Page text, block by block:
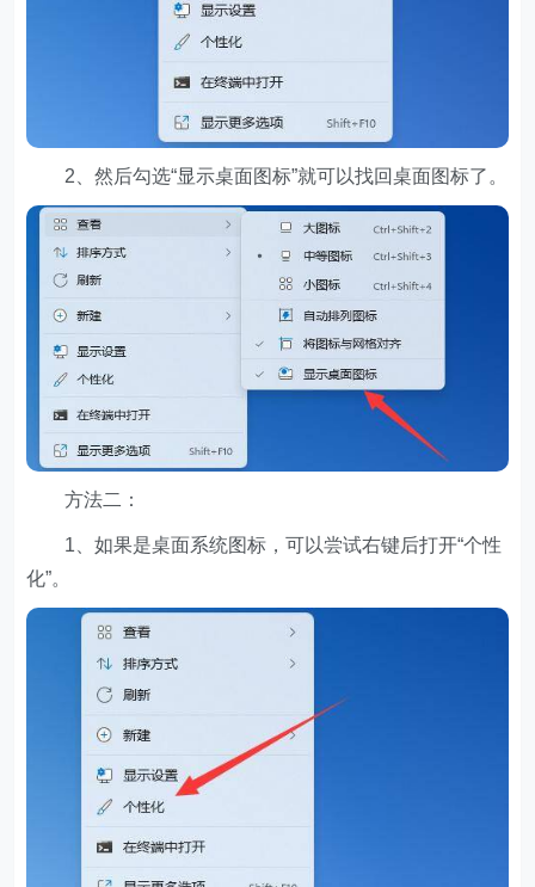
2、然后勾选“显示桌面图标”就可以找回桌面图标了。
方法二：
1、如果是桌面系统图标，可以尝试右键后打开“个性
化”。